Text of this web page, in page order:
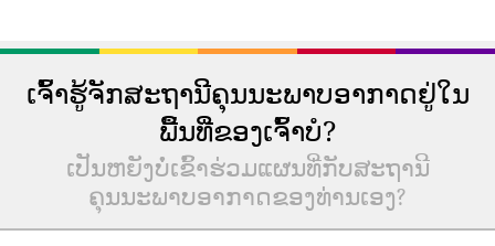
ເຈົ້າຮູ້ຈັກສະຖານີຄຸນນະພາບອາກາດຢູ່ໃນ
ພື້ນທີ່ຂອງເຈົ້າບໍ?
ເປັນຫຍັງບໍ່ເຂົ້າຮ່ວມແຜນທີ່ກັບສະຖານີ
ຄຸນນະພາບອາກາດຂອງທ່ານເອງ?